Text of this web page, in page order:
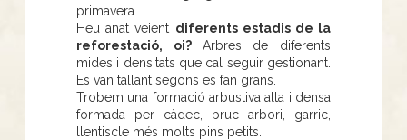
primavera.
Heu anat veient diferents estadis de la
reforestació, oi? Arbres de diferents
mides i densitats que cal seguir gestionant.
Es van tallant segons es fan grans.
Trobem una formació arbustiva alta i densa
formada per càdec, bruc arbori, garric,
llentiscle més molts pins petits.